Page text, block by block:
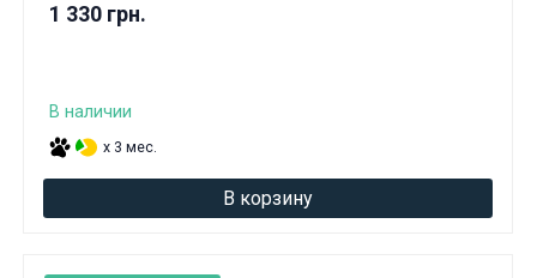
1 330 грн.
В наличии
x 3 мес.
В корзину